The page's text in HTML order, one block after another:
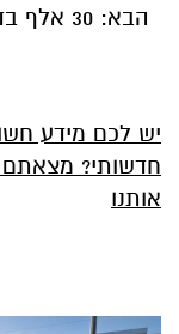
הבא: 30 אלף בדיקות ביממה
יש לכם מידע
חדשותי?
אותנו